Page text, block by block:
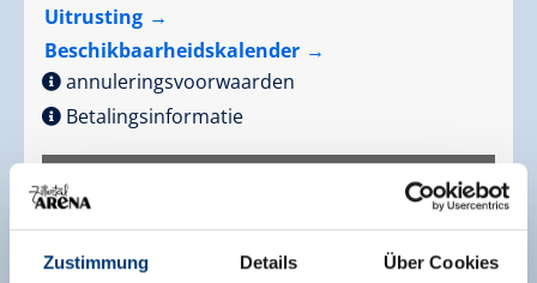
Zustimmung Details Über Cookies
Uitrusting
Beschikbaarheidskalender
annuleringsvoorwaarden
Betalingsinformatie
€ 487,20
incl. logies en ontbijt